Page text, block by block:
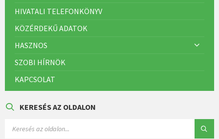
HIVATALI TELEFONKÖNYV
KÖZÉRDEKŰ ADATOK
HASZNOS
SZOBI HÍRNÖK
KAPCSOLAT
KERESÉS AZ OLDALON